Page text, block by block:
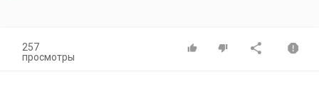
257
просмотры